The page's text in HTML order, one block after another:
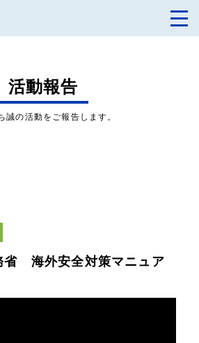
活動報告
誠の活動をご報告します。
省 海外安全対策マニュア